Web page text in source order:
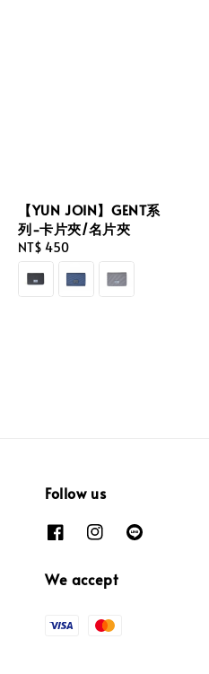
【YUN JOIN】GENT系
列-卡片夾/名片夾
Regular
price
NT$ 450
Follow us
We accept